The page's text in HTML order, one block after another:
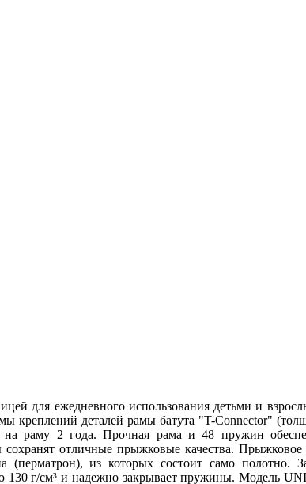
для ежедневного использования детьми и
креплений деталей рамы батута "T-Conneсtor"
на раму 2 года. Прочная рама и 48 пружин
отличные прыжковые качества.
(перматрон), из которых состоит само
г/см³ и надежно закрывает пружины. Модель